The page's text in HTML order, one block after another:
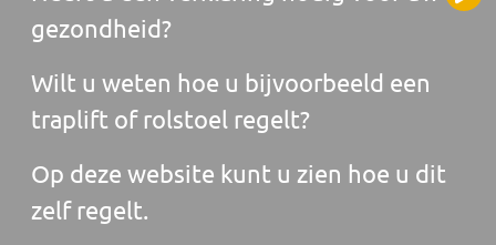
gezondheid?
Wilt u weten hoe u bijvoorbeeld een
traplift of rolstoel regelt?
Op deze website kunt u zien hoe u dit
zelf regelt.